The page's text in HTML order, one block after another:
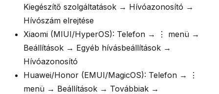
Kiegészítő szolgáltatások → Hívóazonosító →
Hívószám elrejtése
Xiaomi (MIUI/HyperOS): Telefon → ⋮ menü →
Beállítások → Egyéb hívásbeállítások →
Hívóazonosító
Huawei/Honor (EMUI/MagicOS): Telefon → ⋮
menü → Beállítások → Továbbiak →